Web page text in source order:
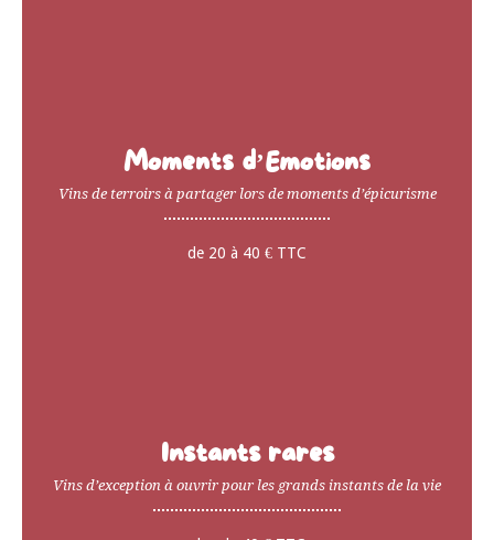
Moments d’Emotions
Vins de terroirs à partager lors de moments d’épicurisme
de 20 à 40 € TTC
Instants rares
Vins d’exception à ouvrir pour les grands instants de la vie